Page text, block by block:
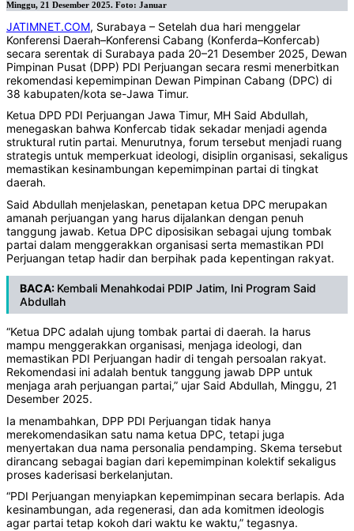
Minggu, 21 Desember 2025. Foto: Januar
JATIMNET.COM, Surabaya – Setelah dua hari menggelar
Konferensi Daerah–Konferensi Cabang (Konferda–Konfercab)
secara serentak di Surabaya pada 20–21 Desember 2025, Dewan
Pimpinan Pusat (DPP) PDI Perjuangan secara resmi menerbitkan
rekomendasi kepemimpinan Dewan Pimpinan Cabang (DPC) di
38 kabupaten/kota se-Jawa Timur.
Ketua DPD PDI Perjuangan Jawa Timur, MH Said Abdullah,
menegaskan bahwa Konfercab tidak sekadar menjadi agenda
struktural rutin partai. Menurutnya, forum tersebut menjadi ruang
strategis untuk memperkuat ideologi, disiplin organisasi, sekaligus
memastikan kesinambungan kepemimpinan partai di tingkat
daerah.
Said Abdullah menjelaskan, penetapan ketua DPC merupakan
amanah perjuangan yang harus dijalankan dengan penuh
tanggung jawab. Ketua DPC diposisikan sebagai ujung tombak
partai dalam menggerakkan organisasi serta memastikan PDI
Perjuangan tetap hadir dan berpihak pada kepentingan rakyat.
BACA: Kembali Menahkodai PDIP Jatim, Ini Program Said
Abdullah
“Ketua DPC adalah ujung tombak partai di daerah. Ia harus
mampu menggerakkan organisasi, menjaga ideologi, dan
memastikan PDI Perjuangan hadir di tengah persoalan rakyat.
Rekomendasi ini adalah bentuk tanggung jawab DPP untuk
menjaga arah perjuangan partai,” ujar Said Abdullah, Minggu, 21
Desember 2025.
Ia menambahkan, DPP PDI Perjuangan tidak hanya
merekomendasikan satu nama ketua DPC, tetapi juga
menyertakan dua nama personalia pendamping. Skema tersebut
dirancang sebagai bagian dari kepemimpinan kolektif sekaligus
proses kaderisasi berkelanjutan.
“PDI Perjuangan menyiapkan kepemimpinan secara berlapis. Ada
kesinambungan, ada regenerasi, dan ada komitmen ideologis
agar partai tetap kokoh dari waktu ke waktu,” tegasnya.